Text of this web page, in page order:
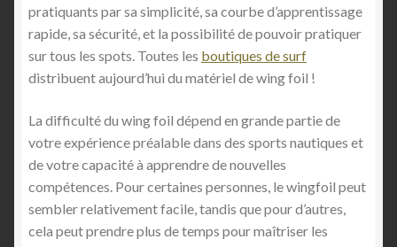
pratiquants par sa simplicité, sa courbe d’apprentissage
rapide, sa sécurité, et la possibilité de pouvoir pratiquer
sur tous les spots. Toutes les boutiques de surf
distribuent aujourd’hui du matériel de wing foil !
La difficulté du wing foil dépend en grande partie de
votre expérience préalable dans des sports nautiques et
de votre capacité à apprendre de nouvelles
compétences. Pour certaines personnes, le wingfoil peut
sembler relativement facile, tandis que pour d’autres,
cela peut prendre plus de temps pour maîtriser les